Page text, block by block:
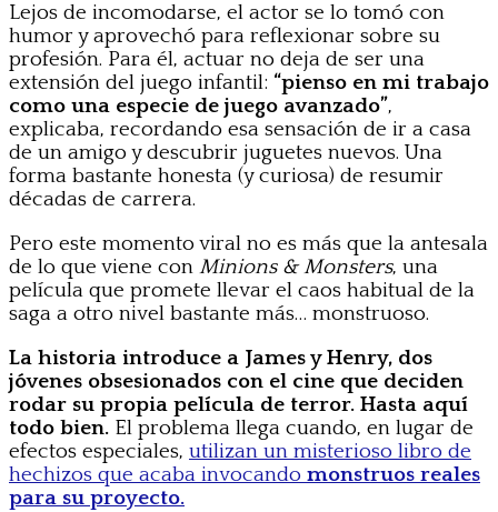
Lejos de incomodarse, el actor se lo tomó con
humor y aprovechó para reflexionar sobre su
profesión. Para él, actuar no deja de ser una
extensión del juego infantil: “pienso en mi trabajo
como una especie de juego avanzado”,
explicaba, recordando esa sensación de ir a casa
de un amigo y descubrir juguetes nuevos. Una
forma bastante honesta (y curiosa) de resumir
décadas de carrera.
Pero este momento viral no es más que la antesala
de lo que viene con Minions & Monsters, una
película que promete llevar el caos habitual de la
saga a otro nivel bastante más… monstruoso.
La historia introduce a James y Henry, dos
jóvenes obsesionados con el cine que deciden
rodar su propia película de terror. Hasta aquí
todo bien. El problema llega cuando, en lugar de
efectos especiales, utilizan un misterioso libro de
hechizos que acaba invocando monstruos reales
para su proyecto.